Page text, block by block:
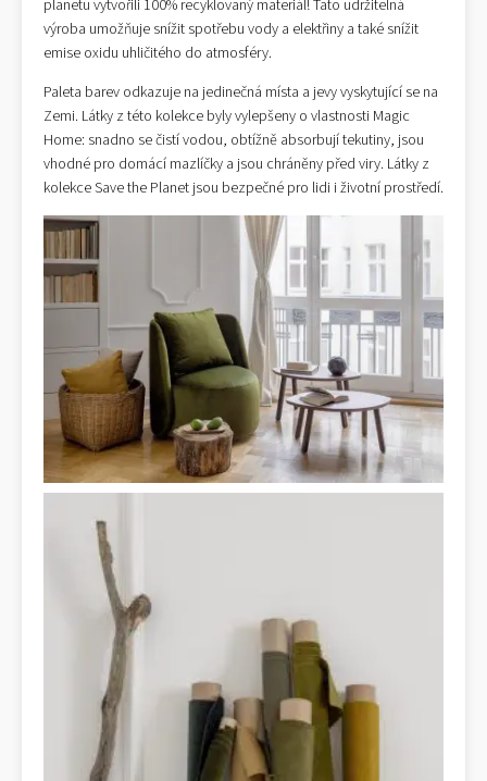
planetu vytvořili 100% recyklovaný materiál! Tato udržitelná
výroba umožňuje snížit spotřebu vody a elektřiny a také snížit
emise oxidu uhličitého do atmosféry.
Paleta barev odkazuje na jedinečná místa a jevy vyskytující se na
Zemi. Látky z této kolekce byly vylepšeny o vlastnosti Magic
Home: snadno se čistí vodou, obtížně absorbují tekutiny, jsou
vhodné pro domácí mazlíčky a jsou chráněny před viry. Látky z
kolekce Save the Planet jsou bezpečné pro lidi i životní prostředí.